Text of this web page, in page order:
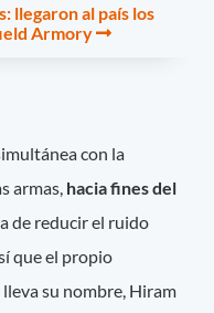
llegaron al país los
Armory
con la
armas, hacia fines del
de reducir el ruido
que el propio
su nombre, Hiram